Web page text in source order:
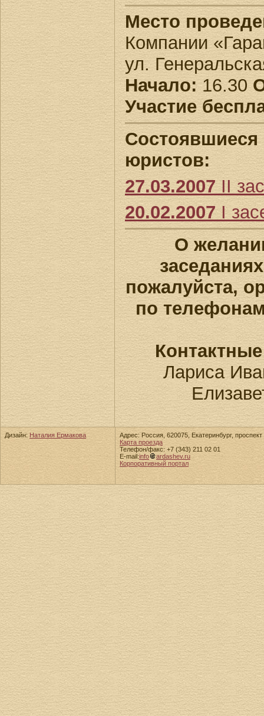
Место
Компании
ул.
Начало: 16.30
Участие
Состоявшиеся
юристов:
27.03.2007II
20.02.2007 I
О
пожалуйста,
по
Лариса
Дизайн: Наталия Ермакова
Адрес: Россия, 620075, Екатеринбург,
Карта проезда
Телефон/факс: +7 (343) 211 02 01
E-mail:info
ardashev.ru
Корпоративный портал